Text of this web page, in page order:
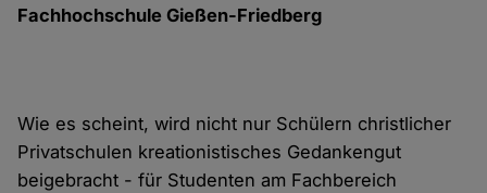
Fachhochschule Gießen-Friedberg
Wie es scheint, wird nicht nur Schülern christlicher
Privatschulen kreationistisches Gedankengut
beigebracht - für Studenten am Fachbereich